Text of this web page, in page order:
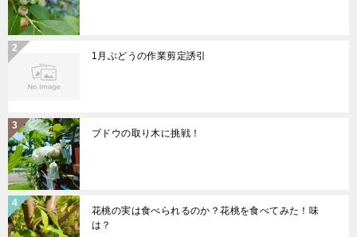
1月ぶどうの作業剪定誘引
ブドウの取り木に挑戦！
花桃の実は食べられるのか？花桃を食べてみた！味
は？